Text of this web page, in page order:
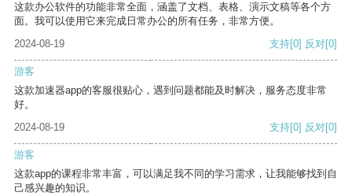
这款办公软件的功能非常全面，涵盖了文档、表格、演示文稿等各个方
面。我可以使用它来完成日常办公的所有任务，非常方便。
2024-08-19
支持[0] 反对[0]
游客
这款加速器app的客服很贴心，遇到问题都能及时解决，服务态度非常
好。
2024-08-19
支持[0] 反对[0]
游客
这款app的课程非常丰富，可以满足我不同的学习需求，让我能够找到自
己感兴趣的知识。